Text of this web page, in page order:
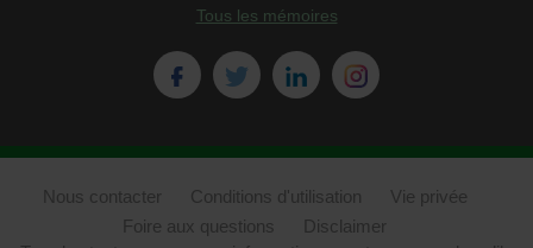
Tous les mémoires
Nous contacter Conditions d'utilisation
Vie privée
Foire aux questions
Disclaimer